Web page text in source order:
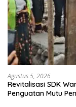
Agustus 5, 2026
Revitalisasi SDK
Penguatan Mutu